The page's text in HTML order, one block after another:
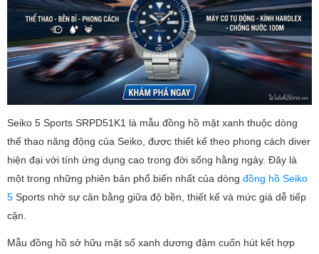
Seiko 5 Sports SRPD51K1 là mẫu đồng hồ mặt xanh thuộc dòng
thể thao năng động của Seiko, được thiết kế theo phong cách diver
hiện đại với tính ứng dụng cao trong đời sống hằng ngày. Đây là
một trong những phiên bản phổ biến nhất của dòng đồng hồ Seiko
5 Sports nhờ sự cân bằng giữa độ bền, thiết kế và mức giá dễ tiếp
cận.
Mẫu đồng hồ sở hữu mặt số xanh dương đậm cuốn hút kết hợp